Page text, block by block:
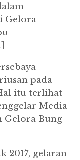
Gelora
pada
itu terlihat
Media
Gelora Bung
2017, gelaran